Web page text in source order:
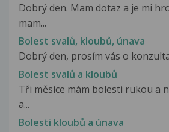
Dobrý den. Mam dotaz a je mi
mam...
Bolest svalů, kloubů, únava
Dobrý den, prosím vás o
Bolest svalů a kloubů
Tři měsíce mám bolesti rukou a
a...
Bolesti kloubů a únava